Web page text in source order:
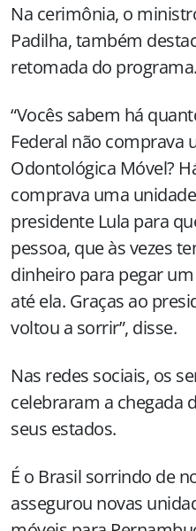
Na cerimônia, o
Padilha, também
retomada do programa.
“Vocês sabem há
Federal não comprava
Odontológica Móvel?
comprava uma
presidente Lula para
pessoa, que às vezes
dinheiro para pegar
até ela. Graças ao
voltou a sorrir”, disse.
Nas redes sociais, os
celebraram a chegada
seus estados.
É o Brasil sorrindo de
assegurou novas